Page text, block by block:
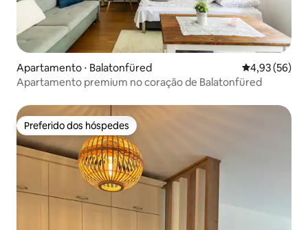
Apartamento ⋅ Balatonfüred 4,93 de uma
4,93 (56)
Apartamento premium no coração de Balatonfüred
Preferido dos hóspedes
Preferido dos hóspedes